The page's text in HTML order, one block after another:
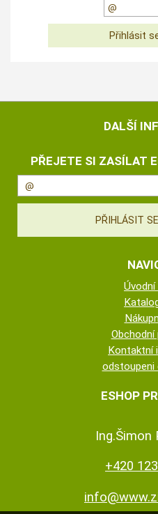
DALŠÍ
PŘEJETE SI ZASÍLAT
Obchodní
Kontaktní
odstoupeni
ESHOP
Ing.Šimon
+420